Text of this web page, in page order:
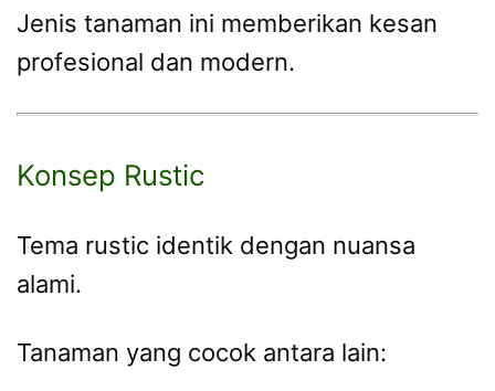
Jenis tanaman ini memberikan kesan
profesional dan modern.
Konsep Rustic
Tema rustic identik dengan nuansa
alami.
Tanaman yang cocok antara lain: